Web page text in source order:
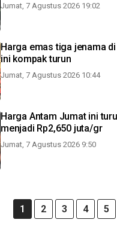
Jumat, 7 Agustus 2026 19:02
Harga emas tiga jenama
ini kompak turun
Jumat, 7 Agustus 2026 10:44
Harga Antam Jumat ini
menjadi Rp2,650 juta/gr
Jumat, 7 Agustus 2026 9:50
1 2 3 4 5